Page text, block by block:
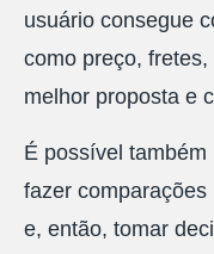
usuário consegue
como preço,
melhor proposta e
É possível
fazer
e, então, tomar